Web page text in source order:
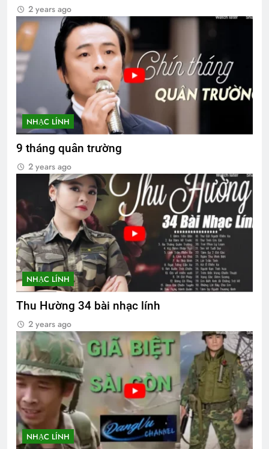
2 years ago
NHẠC LÍNH
9 tháng quân trường
2 years ago
NHẠC LÍNH
Thu Hường 34 bài nhạc lính
2 years ago
NHẠC LÍNH